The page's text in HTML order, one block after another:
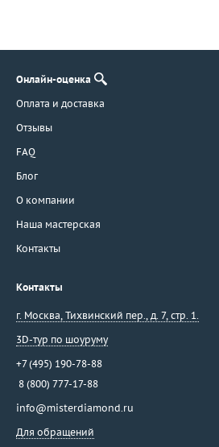
Онлайн-оценка
Оплата и доставка
Отзывы
FAQ
Блог
О компании
Наша мастерская
Контакты
Контакты
г. Москва Тихвинский пер., д. 7, стр. 1.
3D-тур по шоуруму
+7 (495) 190-78-88
8 (800) 777-17-88
info@misterdiamond.ru
Для обращений